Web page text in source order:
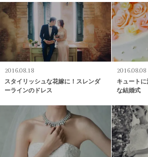
2016.08.18
スタイリッシュな花嫁に！スレンダ
ーラインのドレス
2016.08.08
キュート
な結婚式